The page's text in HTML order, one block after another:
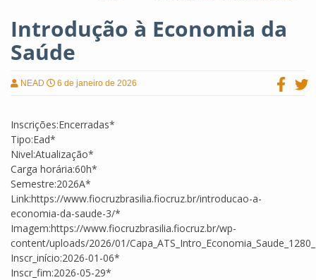
Introdução à Economia da
Saúde
NEAD 6 de janeiro de 2026
Inscrições:Encerradas*
Tipo:Ead*
Nivel:Atualização*
Carga horária:60h*
Semestre:2026A*
Link:https://www.fiocruzbrasilia.fiocruz.br/introducao-a-
economia-da-saude-3/*
Imagem:https://www.fiocruzbrasilia.fiocruz.br/wp-
content/uploads/2026/01/
Inscr_início:2026-01-06*
Inscr_fim:2026-05-29*